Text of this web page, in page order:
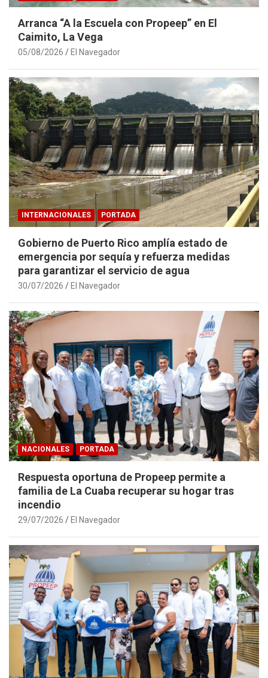
Arranca “A la Escuela con Propeep” en El
Caimito, La Vega
05/08/2026 El Navegador
INTERNACIONALES PORTADA
Gobierno de Puerto Rico amplía estado de
emergencia por sequía y refuerza medidas
para garantizar el servicio de agua
30/07/2026 El Navegador
NACIONALES PORTADA
Respuesta oportuna de Propeep permite a
familia de La Cuaba recuperar su hogar tras
incendio
29/07/2026 El Navegador